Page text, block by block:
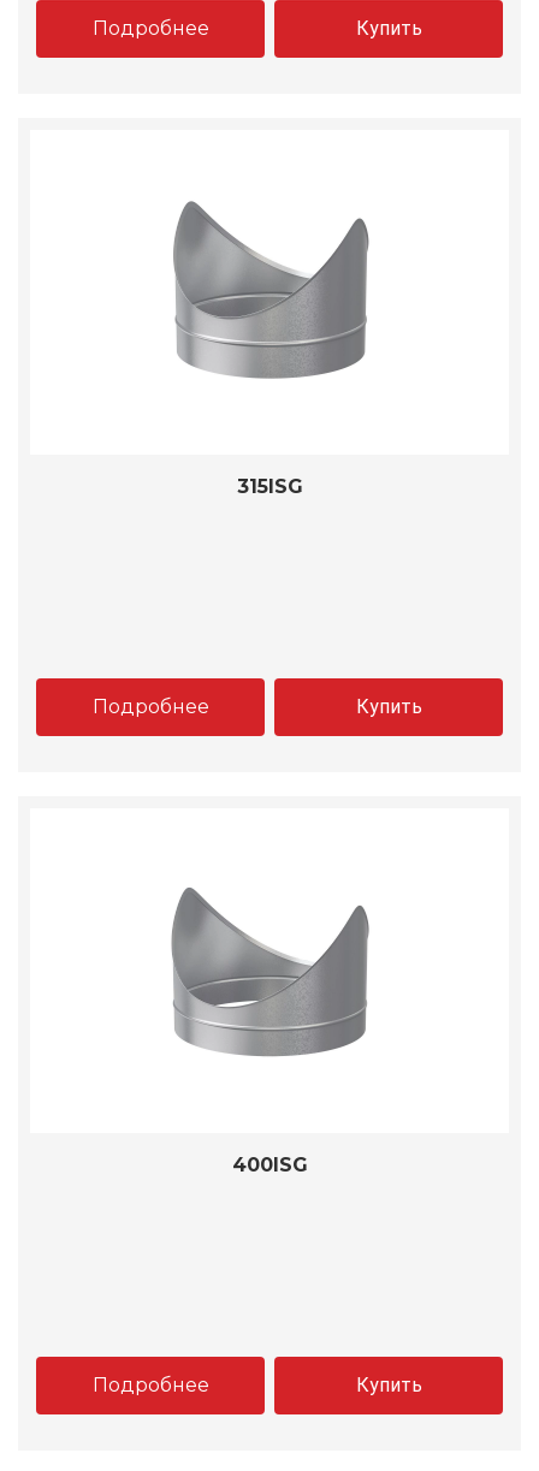
Подробнее Купить
315ISG
Подробнее Купить
400ISG
Подробнее Купить